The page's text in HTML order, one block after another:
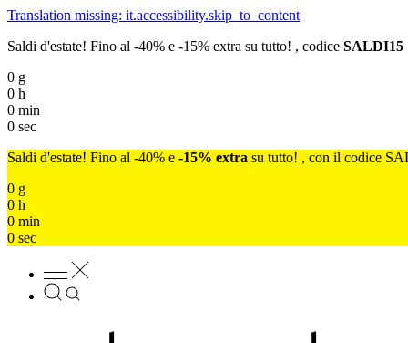
Translation missing: it.accessibility.skip_to_content
Saldi d'estate! Fino al -40% e -15% extra su tutto! , codice SALDI15
0 g
0 h
0 min
0 sec
Saldi d'estate! Fino al -40% e -15% extra su tutto! , con il codice
0 g
0 h
0 min
0 sec